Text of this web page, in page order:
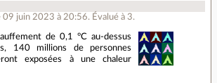
09 juin 2023 à 20:56. Évalué à 3.
de 0,1 °C au-dessus
140 millions de personnes
exposées à une chaleur